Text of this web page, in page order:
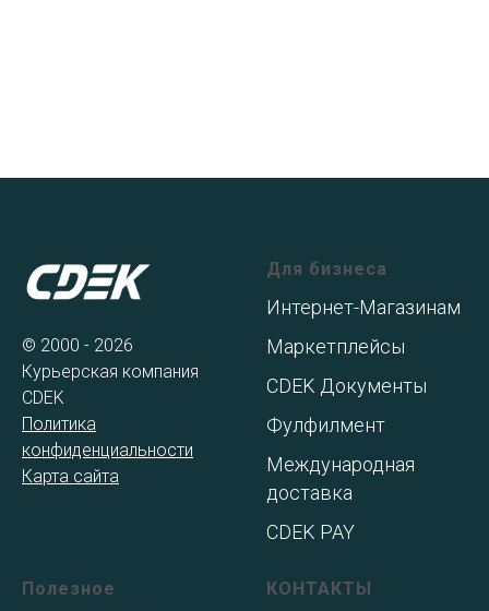
© 2000 - 2026
Курьерская компания
CDEK
Политика
конфиденциальности
Карта сайта
Для бизнеса
Интернет-Магазинам
Маркетплейсы
CDEK Документы
Фулфилмент
Международная
доставка
CDEK PAY
Полезное КОНТАКТЫ